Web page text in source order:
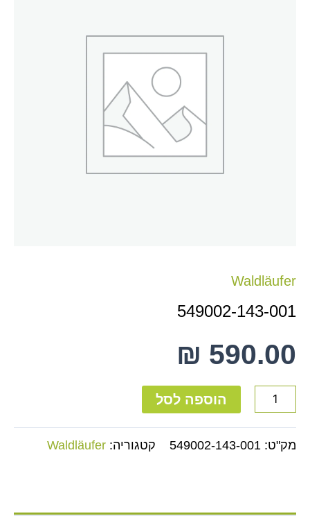
Waldläufer
549002-143-001
₪ 590.00
הוספה לסל
מק"ט: 549002-143-001 קטגוריה: Waldläufer